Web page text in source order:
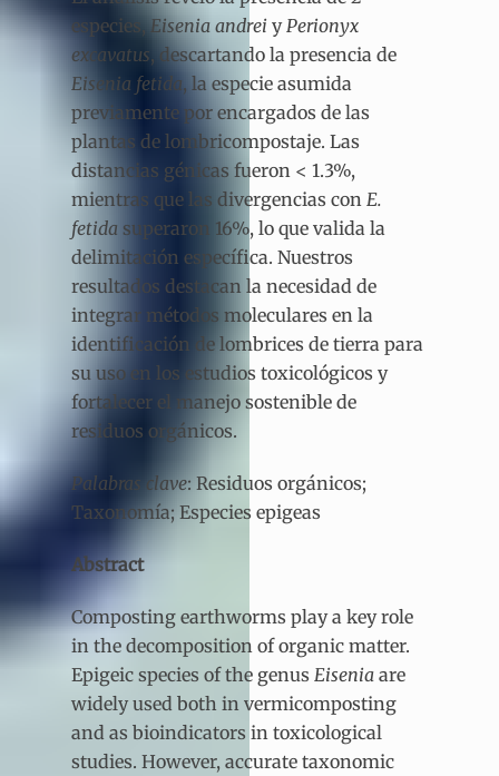
especies, Eisenia andrei yPerionyx
excavatus, descartando la presencia de
Eisenia fetida, la especie asumida
previamente por encargados de las
plantas de lombricompostaje. Las
distancias génicas fueron < 1.3%,
mientras que las divergencias con E.
fetida superaron 16%, lo que valida la
delimitación específica. Nuestros
resultados destacan la necesidad de
integrar métodos moleculares en la
identificación de lombrices de tierra para
su uso en los estudios toxicológicos y
fortalecer el manejo sostenible de
residuos orgánicos.
Palabras clave: Residuos orgánicos;
Taxonomía; Especies epigeas
Abstract
Composting earthworms play a key role
in the decomposition of organic matter.
Epigeic species of the genus Eisenia are
widely used both in vermicomposting
and as bioindicators in toxicological
studies. However, accurate taxonomic